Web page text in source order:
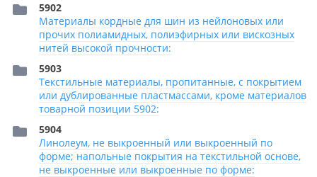
5902
Материалы кордные для шин из нейлоновых или
прочих полиамидных, полиэфирных или вискозных
нитей высокой прочности:
5903
Текстильные материалы, пропитанные, с покрытием
или дублированные пластмассами, кроме материалов
товарной позиции 5902:
5904
Линолеум, не выкроенный или выкроенный по
форме; напольные покрытия на текстильной основе,
не выкроенные или выкроенные по форме: